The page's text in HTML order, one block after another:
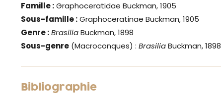
Famille :Graphoceratidae Buckman, 1905
Sous-famille :Graphoceratinae Buckman, 1905
Genre :BrasiliaBuckman, 1898
Sous-genre (Macroconques) : BrasiliaBuckman, 1898
Bibliographie